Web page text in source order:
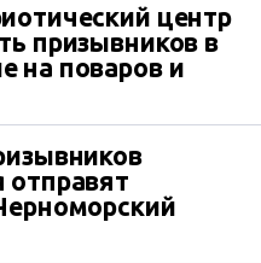
центр
призывников в
на поваров и
отправят